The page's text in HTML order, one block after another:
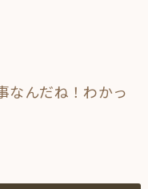
なんだね！わかっ